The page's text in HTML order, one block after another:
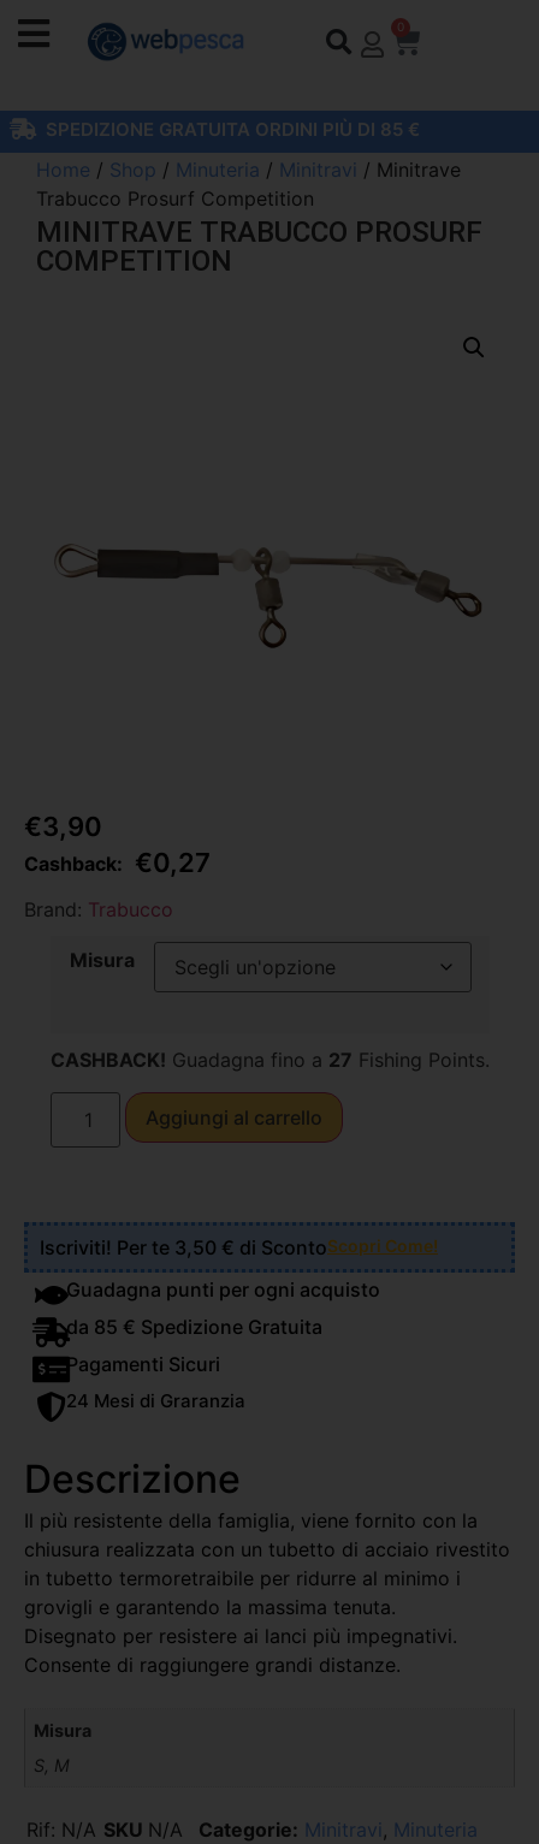
0
SPEDIZIONE GRATUITA ORDINI PIÙ DI 85 €
Home / Shop / Minuteria / Minitravi / Minitrave
Trabucco Prosurf Competition
MINITRAVE TRABUCCO PROSURF
COMPETITION
€3,90
Cashback: €0,27
Brand: Trabucco
Misura
CASHBACK! Guadagna fino a 27 Fishing Points.
Aggiungi al carrello
Iscriviti! Per te 3,50 € di ScontoScopri Come!
Guadagna punti per ogni acquisto
da 85 € Spedizione Gratuita
Pagamenti Sicuri
24 Mesi di Graranzia
Descrizione
Il più resistente della famiglia, viene fornito con la
chiusura realizzata con un tubetto di acciaio rivestito
in tubetto termoretraibile per ridurre al minimo i
grovigli e garantendo la massima tenuta.
Disegnato per resistere ai lanci più impegnativi.
Consente di raggiungere grandi distanze.
Misura
S, M
Rif: N/A SKU N/A Categorie: Minitravi , Minuteria